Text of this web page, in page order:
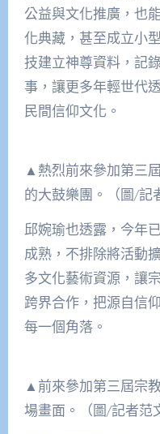
公益與文化推廣，也
化典藏，甚至成立小
技建立神尊資料，記
事，讓更多年輕世代
民間信仰文化。
▲熱烈前來參加第三
的大鼓樂團。（圖/記
邱婉瑜也透露，今年
成熟，不排除將活動
多文化藝術資源，讓
跨界合作，把源自信
每一個角落。
▲前來參加第三屆宗
場畫面。（圖/記者范